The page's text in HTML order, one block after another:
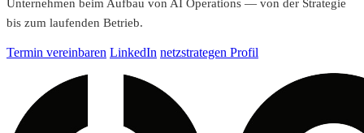
Unternehmen beim Aufbau von AI Operations — von der Strategie
bis zum laufenden Betrieb.
Termin vereinbaren LinkedIn netzstrategen Profil